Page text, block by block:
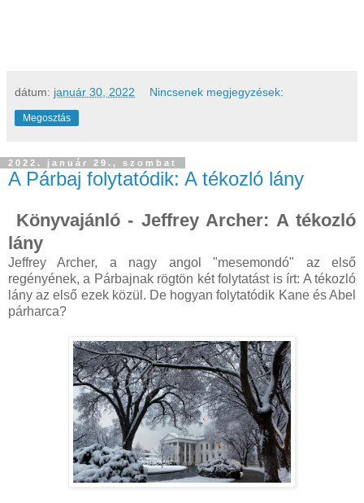
dátum: január 30, 2022 Nincsenek megjegyzések:
Megosztás
2022. január 29., szombat
A Párbaj folytatódik: A tékozló lány
Könyvajánló - Jeffrey Archer: A tékozló
lány
Jeffrey Archer, a nagy angol "mesemondó" az első
regényének, a Párbajnak rögtön két folytatást is írt: A tékozló
lány az első ezek közül. De hogyan folytatódik Kane és Abel
párharca?